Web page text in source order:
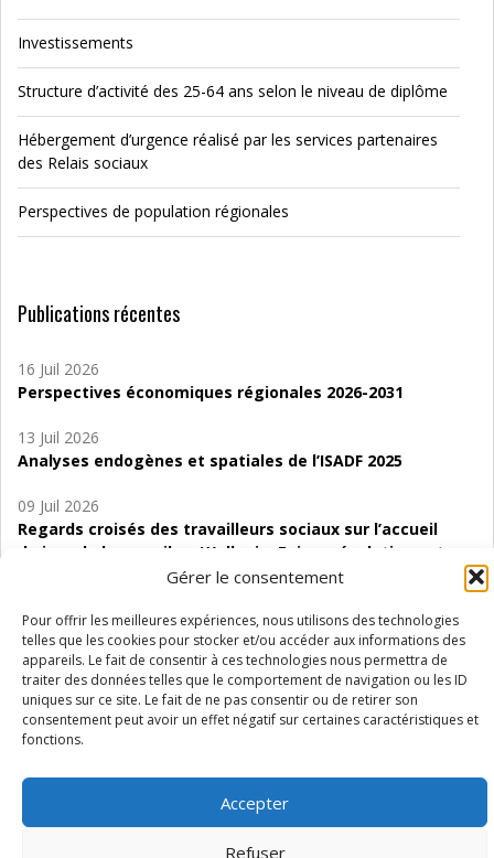
Gérer le consentement
Pour offrir les meilleures expériences, nous utilisons des technologies
telles que les cookies pour stocker et/ou accéder aux informations des
appareils. Le fait de consentir à ces technologies nous permettra de
traiter des données telles que le comportement de navigation ou les ID
uniques sur ce site. Le fait de ne pas consentir ou de retirer son
consentement peut avoir un effet négatif sur certaines caractéristiques et
fonctions.
Accepter
Refuser
Investissements
Structure d’activité des 25-64 ans selon le niveau de diplôme
Hébergement d’urgence réalisé par les services partenaires
des Relais sociaux
Perspectives de population régionales
Publications récentes
16 Juil 2026
Perspectives économiques régionales 2026-2031
13 Juil 2026
Analyses endogènes et spatiales de l’ISADF 2025
09 Juil 2026
Regards croisés des travailleurs sociaux sur l’accueil
de jour de bas seuil en Wallonie. Enjeux, évolutions et
06 Juil 2026
Étude d’évaluabilité des Structures
d’accompagnement à l’autocréation d’emploi (SAACE)
01 Juil 2026
Pénurie du personnel infirmier :quels indicateurs
Wallonie ?